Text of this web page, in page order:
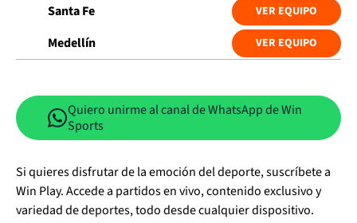
Santa Fe VER EQUIPO
Medellín VER EQUIPO
Quiero unirme al canal de WhatsApp de Win
Sports
Si quieres disfrutar de la emoción del deporte, suscríbete a
Win Play. Accede a partidos en vivo, contenido exclusivo y
variedad de deportes, todo desde cualquier dispositivo.